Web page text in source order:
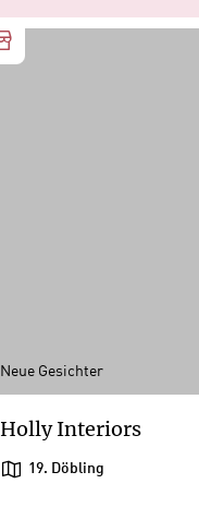
Neue Gesichter
Holly Interiors
19. Döbling